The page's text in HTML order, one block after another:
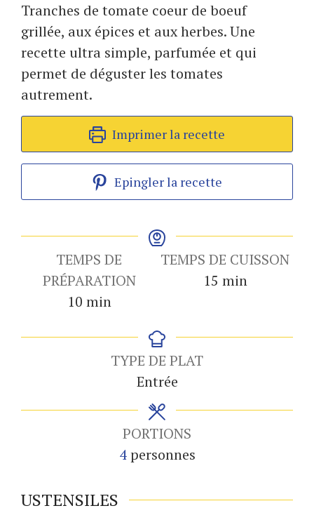
Tranches de tomate coeur de boeuf
grillée, aux épices et aux herbes. Une
recette ultra simple, parfumée et qui
permet de déguster les tomates
autrement.
Imprimer la recette
Epingler la recette
TEMPS DE
PRÉPARATION
10minutes
min
TEMPS DE CUISSON
15 minutes
min
TYPE DE PLAT
Entrée
PORTIONS
4 personnes
USTENSILES